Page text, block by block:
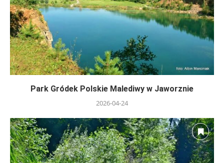
Park Gródek Polskie Malediwy w Jaworznie
2026-04-24